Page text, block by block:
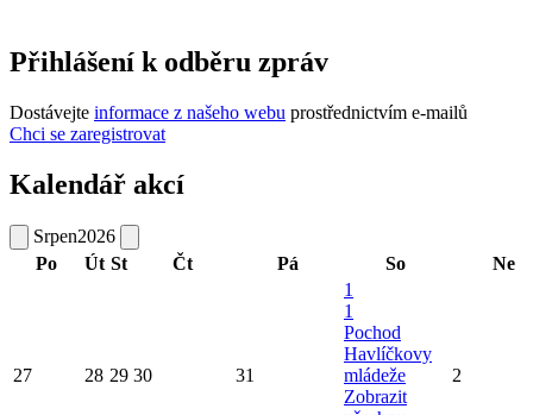
Přihlášení k odběru zpráv
Dostávejte informace z našeho webu prostřednictvím e-mailů
Chci se zaregistrovat
Kalendář akcí
Srpen2026
Po
Út St Čt Pá So Ne
27 28 29 30 31
1
1
Pochod
Havlíčkovy
mládeže
Zobrazit
2